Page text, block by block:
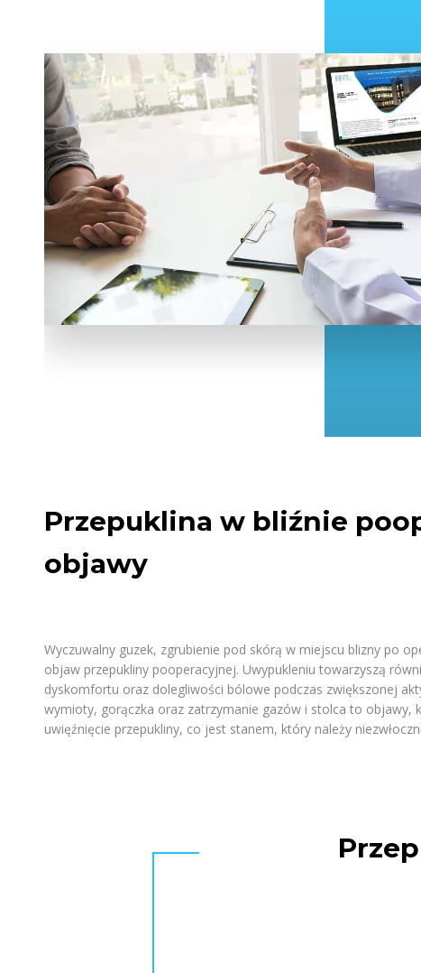
Przepuklina w bliźnie
objawy
Wyczuwalny guzek, zgrubienie pod skórą w miejscu blizny po
objaw przepukliny pooperacyjnej. Uwypukleniu towarzyszą
dyskomfortu oraz dolegliwości bólowe podczas zwiększonej
wymioty, gorączka oraz zatrzymanie gazów i stolca to objawy,
uwięźnięcie przepukliny, co jest stanem, który należy